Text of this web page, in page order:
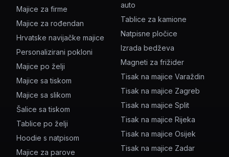
Majice za firme
Majice za rođendan
Hrvatske navijačke majice
Personalizirani pokloni
Majice po želji
Majice sa tiskom
Majice sa slikom
Šalice sa tiskom
Tablice po želji
Hoodie s natpisom
Majice za parove
auto
Tablice za kamione
Natpisne pločice
Izrada bedževa
Magneti za frižider
Tisak na majice Varaždin
Tisak na majice Zagreb
Tisak na majice Split
Tisak na majice Rijeka
Tisak na majice Osijek
Tisak na majice Zadar